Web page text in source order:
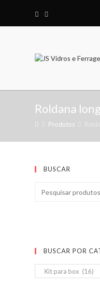
Roldana
Produtos
BUSCAR
BUSCAR POR